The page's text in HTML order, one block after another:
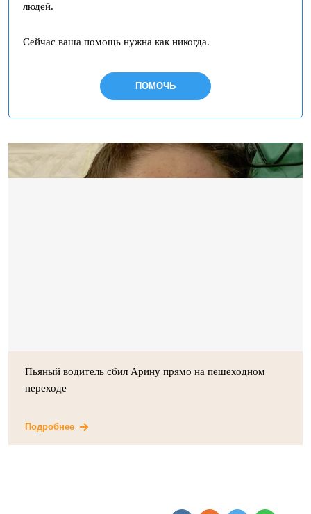
людей.
Сейчас ваша помощь нужна как никогда.
ПОМОЧЬ
Пьяный водитель сбил Арину прямо на пешеходном
переходе
Подробнее